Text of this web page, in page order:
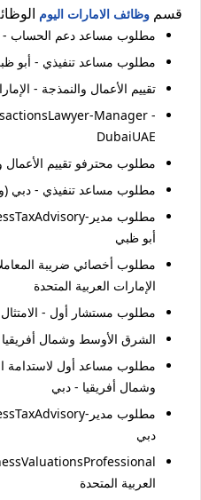
قسم وظائف الامارات اليوم
مطلوب مساعد دعم الحساب -
مطلوب مساعد تنفيذي - أبو
تقييم الأعمال والنمذجة -
Manager -
DubaiUAE
مطلوب محترفو تقييم الأعمال
مطلوب مساعد تنفيذي - دبي
أبو ظبي
مطلوب أخصائي ضريبة
الإمارات العربية المتحدة
مطلوب مستشار أول - الامتثال
الشرق الأوسط وشمال أفريقيا SocialImpactLabLeader - دبي
مطلوب مساعد أول لاستدامة
وشمال أفريقيا - دبي
دبي
العربية المتحدة